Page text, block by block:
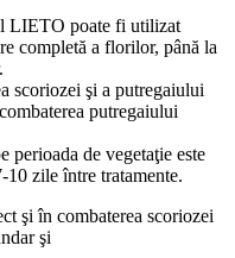
LIETO poate fi utilizat
completă a florilor, până la
scoriozei şi a putregaiului
putregaiului
perioada de vegetaţie este
10 zile între tratamente.
şi în combaterea scoriozei
şi